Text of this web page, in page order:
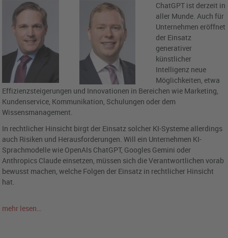
ChatGPT ist derzeit in
aller Munde. Auch für
Unternehmen eröffnet
der Einsatz
generativer
künstlicher
Intelligenz neue
Möglichkeiten, etwa
Effizienzsteigerungen und Innovationen in Bereichen wie Marketing,
Kundenservice, Kommunikation, Schulungen oder dem
Wissensmanagement.
In rechtlicher Hinsicht birgt der Einsatz solcher KI-Systeme allerdings
auch Risiken und Herausforderungen. Will ein Unternehmen KI-
Sprachmodelle wie OpenAIs ChatGPT, Googles Gemini oder
Anthropics Claude einsetzen, müssen sich die Verantwortlichen vorab
bewusst machen, welche Folgen der Einsatz in rechtlicher Hinsicht
hat.
mehr lesen…